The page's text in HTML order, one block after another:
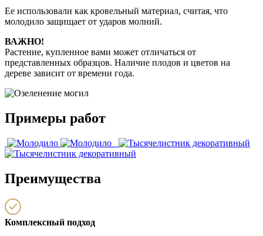
Ее использовали как кровельный материал, считая, что
молодило защищает от ударов молний.
ВАЖНО!
Растение, купленное вами может отличаться от
представленных образцов. Наличие плодов и цветов на
дереве зависит от времени года.
Примеры работ
Преимущества
Комплексный подход